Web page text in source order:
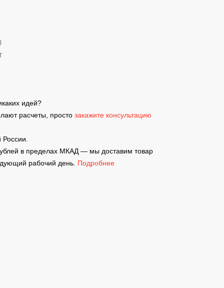
идей?
расчеты, просто закажите консультацию
в пределах МКАД — мы доставим товар
рабочий день. Подробнее